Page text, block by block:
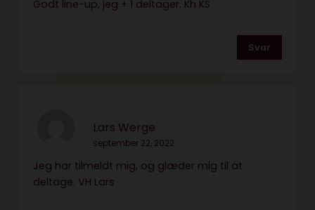
Godt line-up, jeg + 1 deltager. Kh KS
Svar
Lars Werge
september 22, 2022
Jeg har tilmeldt mig, og glæder mig til at
deltage. VH Lars